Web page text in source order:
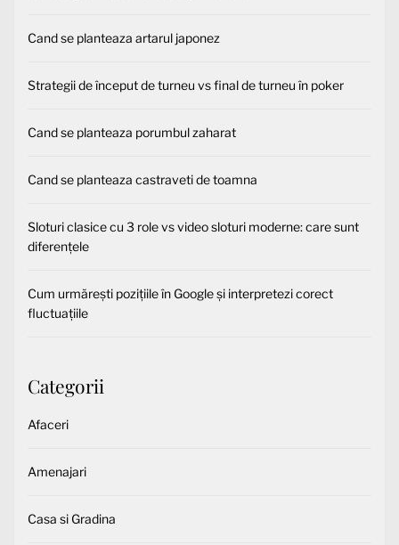
Cand se planteaza artarul japonez
Strategii de început de turneu vs final de turneu în poker
Cand se planteaza porumbul zaharat
Cand se planteaza castraveti de toamna
Sloturi clasice cu 3 role vs video sloturi moderne: care sunt
diferențele
Cum urmărești pozițiile în Google și interpretezi corect
fluctuațiile
Categorii
Afaceri
Amenajari
Casa si Gradina